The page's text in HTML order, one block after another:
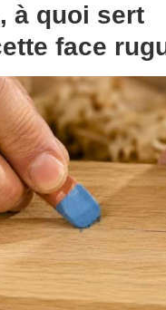
à quoi sert
face